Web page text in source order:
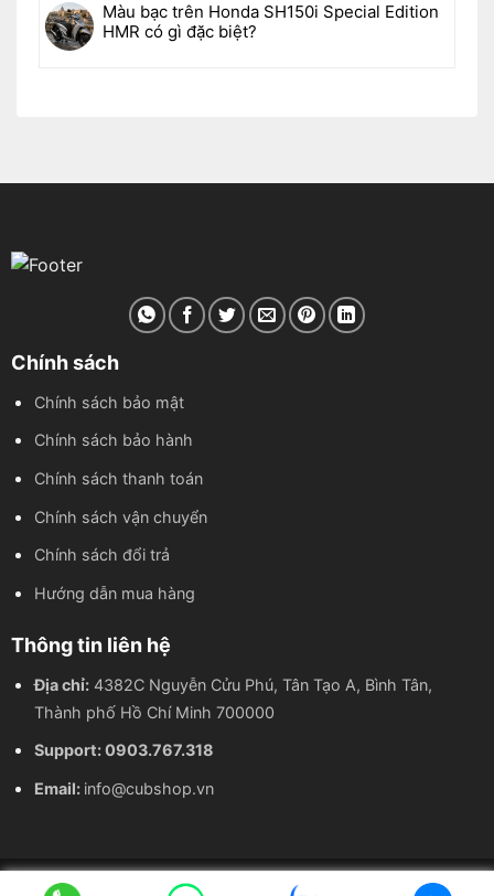
Màu bạc trên Honda SH150i Special Edition
HMR có gì đặc biệt?
Chính sách
Chính sách bảo mật
Chính sách bảo hành
Chính sách thanh toán
Chính sách vận chuyển
Chính sách đổi trả
Hướng dẫn mua hàng
Thông tin liên hệ
Địa chỉ:4382C Nguyễn Cửu Phú, Tân Tạo A, Bình Tân,
Thành phố Hồ Chí Minh 700000
Support: 0903.767.318
Email: info@cubshop.vn